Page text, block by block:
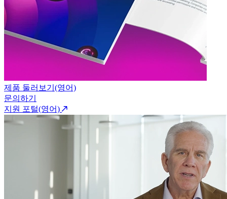
제품 둘러보기(영어)
문의하기
지원 포털(영어)